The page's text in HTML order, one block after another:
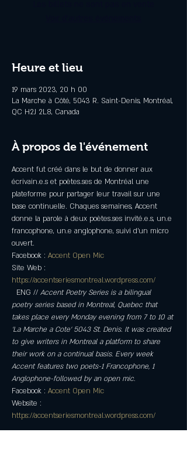
Heure et lieu
19 mars 2023, 20 h 00
La Marche à Côté, 5043 R. Saint-Denis, Montréal,
QC H2J 2L8, Canada
À propos de l'événement
Accent fut créé dans le but de donner aux
écrivain.e.s et poètes.ses de Montréal une
plateforme pour partager leur travail sur une
base continuelle. Chaques semaines, Accent
donne la parole à deux poètes.ses invité.e.s, un.e
francophone, un.e anglophone, suivi d’un micro
ouvert.
Facebook : Accent Open Mic
Site Web :
https://accentseriesmontreal.wordpress.com/
ENG // Accent Poetry Series is a bilingual
poetry series based in Montreal, Quebec that
takes place every Monday evening from 7 to 10 at
'La Marche a Cote' 5043 St. Denis. It was created
to give writers in Montreal a platform to share
their work on a continual basis. Every week
Accent features two poets-1 Francophone, 1
Anglophone-followed by an open mic.
Facebook : Accent Open Mic
Website :
https://accentseriesmontreal.wordpress.com/